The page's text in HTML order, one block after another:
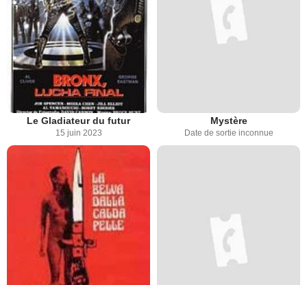
Le Gladiateur du futur
15 juin 2023
Mystère
Date de sortie inconnue